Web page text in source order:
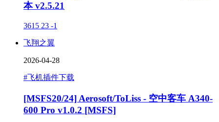
本 v2.5.21
3615 23 -1
飞翔之翼
2026-04-28
#飞机插件下载
[MSFS20/24] Aerosoft/ToLiss - 空中客车 A340-
600 Pro v1.0.2 [MSFS]